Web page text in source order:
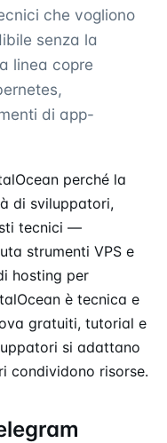
che vogliono
senza la
linea copre
di app-
perché la
di sviluppatori,
tecnici —
strumenti VPS e
hosting per
è tecnica e
gratuiti, tutorial e
si adattano
condividono risorse.